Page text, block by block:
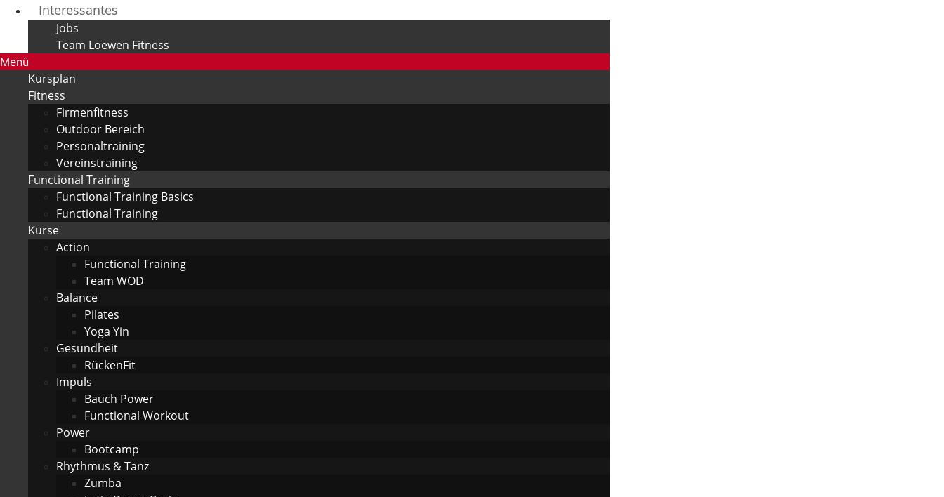
Interessantes
Jobs
Team Loewen Fitness
Menü
Kursplan
Fitness
Firmenfitness
Outdoor Bereich
Personaltraining
Vereinstraining
Functional Training
Functional Training Basics
Functional Training
Kurse
Action
Functional Training
Team WOD
Balance
Pilates
Yoga Yin
Gesundheit
RückenFit
Impuls
Bauch Power
Functional Workout
Power
Bootcamp
Rhythmus & Tanz
Zumba